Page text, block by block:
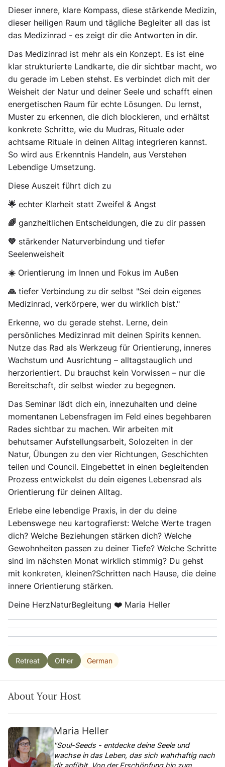
Dieser innere, klare Kompass, diese stärkende Medizin,
dieser heiligen Raum und tägliche Begleiter all das ist
das Medizinrad - es zeigt dir die Antworten in dir.
Das Medizinrad ist mehr als ein Konzept. Es ist eine
klar strukturierte Landkarte, die dir sichtbar macht, wo
du gerade im Leben stehst. Es verbindet dich mit der
Weisheit der Natur und deiner Seele und schafft einen
energetischen Raum für echte Lösungen. Du lernst,
Muster zu erkennen, die dich blockieren, und erhältst
konkrete Schritte, wie du Mudras, Rituale oder
achtsame Rituale in deinen Alltag integrieren kannst.
So wird aus Erkenntnis Handeln, aus Verstehen
Lebendige Umsetzung.
Diese Auszeit führt dich zu
🌟 echter Klarheit statt Zweifel & Angst
🌈 ganzheitlichen Entscheidungen, die zu dir passen
💚 stärkender Naturverbindung und tiefer
Seelenweisheit
☀️ Orientierung im Innen und Fokus im Außen
🙏 tiefer Verbindung zu dir selbst "Sei dein eigenes
Medizinrad, verkörpere, wer du wirklich bist."
Erkenne, wo du gerade stehst. Lerne, dein
persönliches Medizinrad mit deinen Spirits kennen.
Nutze das Rad als Werkzeug für Orientierung, inneres
Wachstum und Ausrichtung – alltagstauglich und
herzorientiert. Du brauchst kein Vorwissen – nur die
Bereitschaft, dir selbst wieder zu begegnen.
Das Seminar lädt dich ein, innezuhalten und deine
momentanen Lebensfragen im Feld eines begehbaren
Rades sichtbar zu machen. Wir arbeiten mit
behutsamer Aufstellungsarbeit, Solozeiten in der
Natur, Übungen zu den vier Richtungen, Geschichten
teilen und Council. Eingebettet in einen begleitenden
Prozess entwickelst du dein eigenes Lebensrad als
Orientierung für deinen Alltag.
Erlebe eine lebendige Praxis, in der du deine
Lebenswege neu kartografierst: Welche Werte tragen
dich? Welche Beziehungen stärken dich? Welche
Gewohnheiten passen zu deiner Tiefe? Welche Schritte
sind im nächsten Monat wirklich stimmig? Du gehst
mit konkreten, kleinen?Schritten nach Hause, die deine
innere Orientierung stärken.
Deine HerzNaturBegleitung ❤️ Maria Heller
Retreat Other German
About Your Host
Maria Heller
"Soul-Seeds - entdecke deine Seele und
wachse in das Leben, das sich wahrhaftig nach
dir anfühlt. Von der Erschöpfung hin zum